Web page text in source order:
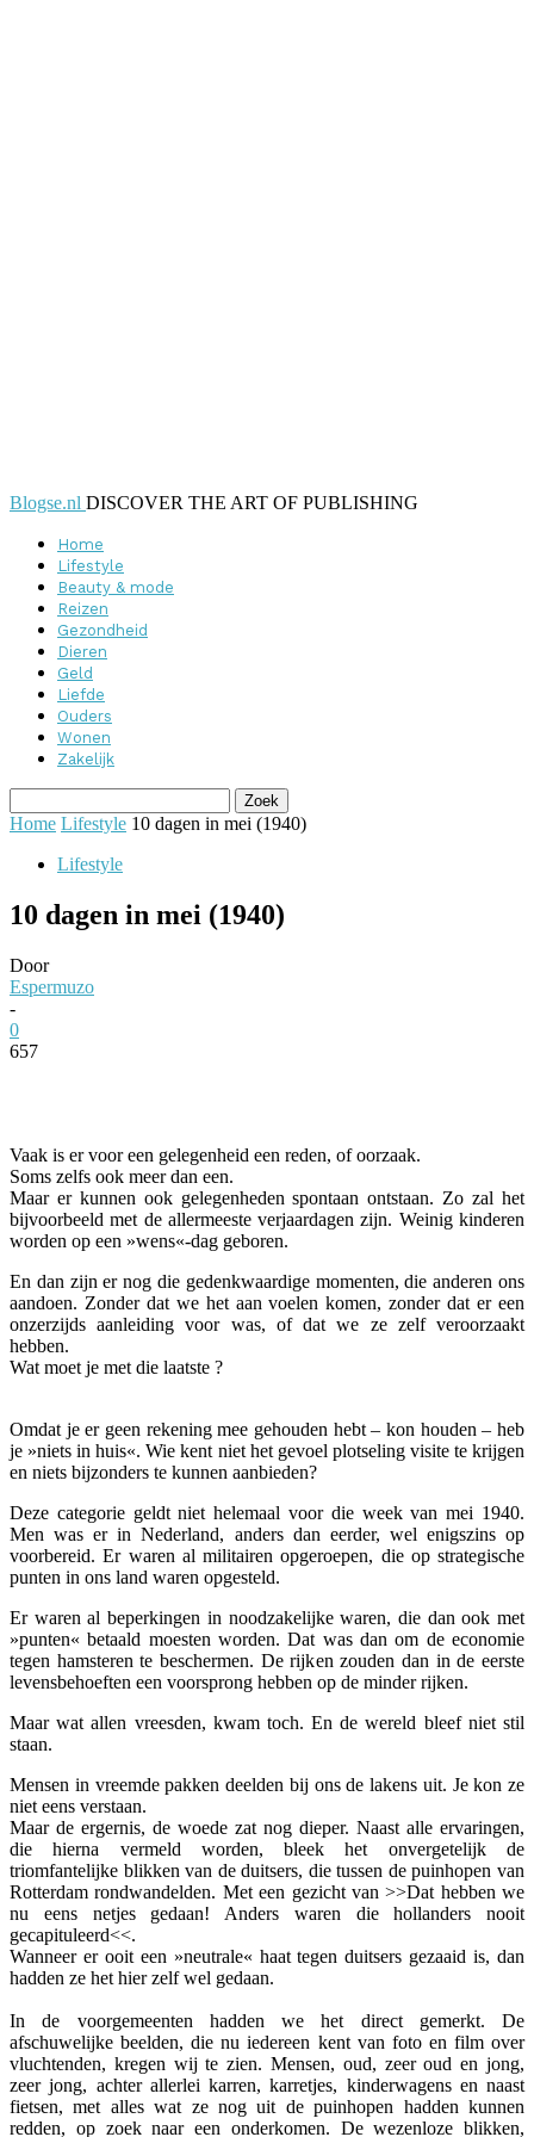
Blogse.nl DISCOVER THE ART OF PUBLISHING
Home
Lifestyle
Beauty & mode
Reizen
Gezondheid
Dieren
Geld
Liefde
Ouders
Wonen
Zakelijk
Home Lifestyle 10 dagen in mei (1940)
Lifestyle
10 dagen in mei (1940)
Door
Espermuzo
-
0
657
Vaak is er voor een gelegenheid een reden, of oorzaak.
Soms zelfs ook meer dan een.
Maar er kunnen ook gelegenheden spontaan ontstaan. Zo zal het
bijvoorbeeld met de allermeeste verjaardagen zijn. Weinig kinderen
worden op een »wens«-dag geboren.
En dan zijn er nog die gedenkwaardige momenten, die anderen ons
aandoen. Zonder dat we het aan voelen komen, zonder dat er een
onzerzijds aanleiding voor was, of dat we ze zelf veroorzaakt
hebben.
Wat moet je met die laatste ?
Omdat je er geen rekening mee gehouden hebt – kon houden – heb
je »niets in huis«. Wie kent niet het gevoel plotseling visite te krijgen
en niets bijzonders te kunnen aanbieden?
Deze categorie geldt niet helemaal voor die week van mei 1940.
Men was er in Nederland, anders dan eerder, wel enigszins op
voorbereid. Er waren al militairen opgeroepen, die op strategische
punten in ons land waren opgesteld.
Er waren al beperkingen in noodzakelijke waren, die dan ook met
»punten« betaald moesten worden. Dat was dan om de economie
tegen hamsteren te beschermen. De rijken zouden dan in de eerste
levensbehoeften een voorsprong hebben op de minder rijken.
Maar wat allen vreesden, kwam toch. En de wereld bleef niet stil
staan.
Mensen in vreemde pakken deelden bij ons de lakens uit. Je kon ze
niet eens verstaan.
Maar de ergernis, de woede zat nog dieper. Naast alle ervaringen,
die hierna vermeld worden, bleek het onvergetelijk de
triomfantelijke blikken van de duitsers, die tussen de puinhopen van
Rotterdam rondwandelden. Met een gezicht van >>Dat hebben we
nu eens netjes gedaan! Anders waren die hollanders nooit
gecapituleerd<<.
Wanneer er ooit een »neutrale« haat tegen duitsers gezaaid is, dan
hadden ze het hier zelf wel gedaan.
In de voorgemeenten hadden we het direct gemerkt. De
afschuwelijke beelden, die nu iedereen kent van foto en film over
vluchtenden, kregen wij te zien. Mensen, oud, zeer oud en jong,
zeer jong, achter allerlei karren, karretjes, kinderwagens en naast
fietsen, met alles wat ze nog uit de puinhopen hadden kunnen
redden, op zoek naar een onderkomen. De wezenloze blikken,